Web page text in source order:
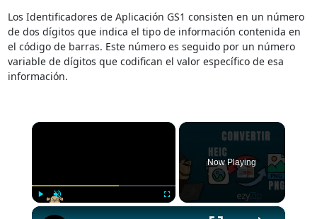
Los Identificadores de Aplicación GS1 consisten en un número
de dos dígitos que indica el tipo de información contenida en
el código de barras. Este número es seguido por un número
variable de dígitos que codifican el valor específico de esa
información.
×
Now Playing
×